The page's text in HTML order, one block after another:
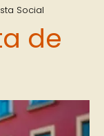
Social
de